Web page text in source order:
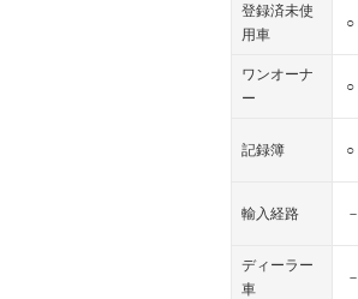
登録済未使
用車
○
ワンオーナ
ー
○
記録簿 ○
輸入経路 －
ディーラー
車
－